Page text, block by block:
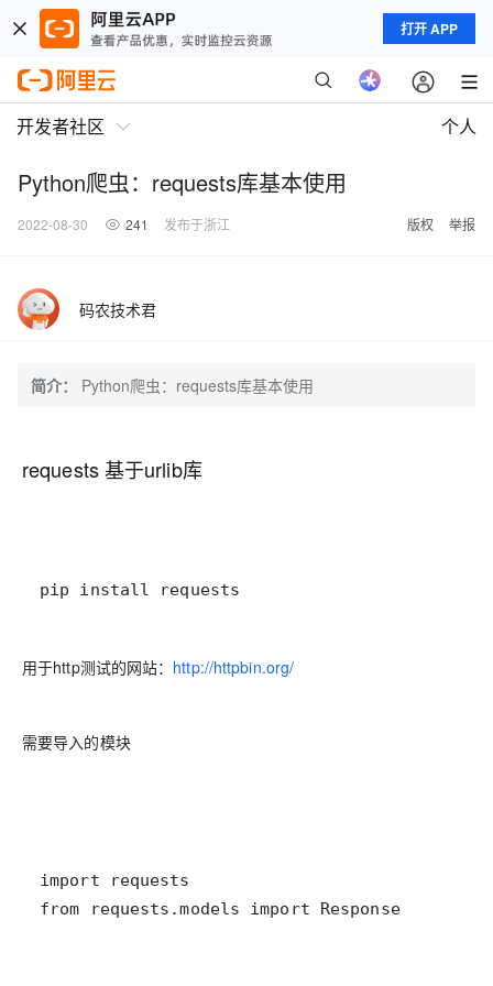
打开 APP
开发者社区 个人
Python爬虫：requests库基本使用
2022-08-30 241 发布于浙江 版权 举报
码农技术君
简介： Python爬虫：requests库基本使用
requests 基于urlib库
pip install requests
用于http测试的网站： http://httpbin.org/
需要导入的模块
from requests.models import Response